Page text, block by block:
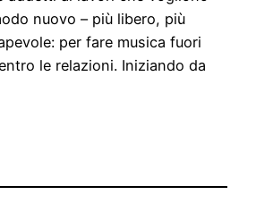
nuovo – più libero, più
per fare musica fuori
le relazioni. Iniziando da